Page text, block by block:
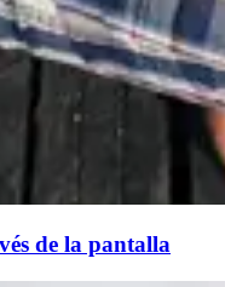
de la pantalla